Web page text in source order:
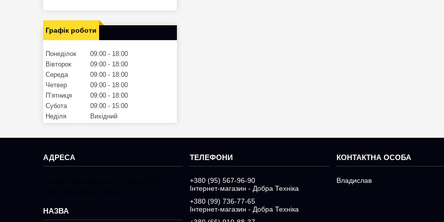
Графік роботи
Понеділок 09:00
18:00
Вівторок
09:00
18:00
Середа
09:00
18:00
Четвер
09:00
18:00
Пʼятниця
09:00
18:00
Субота
09:00
15:00
Неділя
Вихідний
+380 (95) 567-96-90
Інтернет-магазин - Добра Техніка
+380 (99) 736-77-65
Інтернет-магазин - Добра Техніка
Владислав